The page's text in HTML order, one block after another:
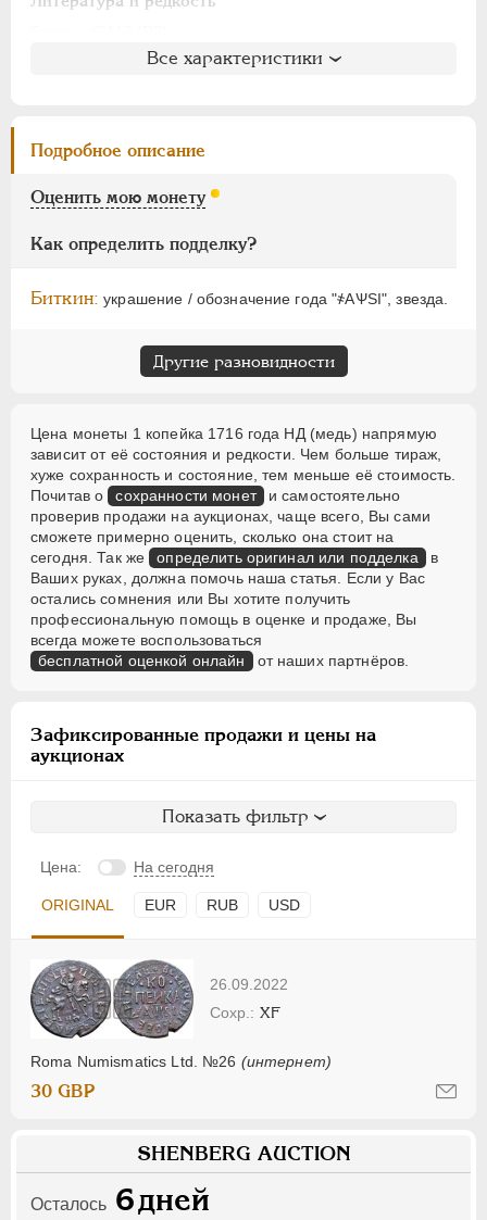
: 8 рублей
Семёнов: 203-20600
ГМ
Брекке: 243 (черта, 75$)
Все характеристики
Подробное описание
Оценить мою монету
Как определить подделку?
Биткин: украшение / обозначение года "҂АѰSI", звезда.
Другие разновидности
Цена монеты 1 копейка 1716 года НД (медь) напрямую
зависит от её состояния и редкости. Чем больше тираж,
хуже сохранность и состояние, тем меньше её стоимость.
Почитав о сохранности монет и самостоятельно
проверив продажи на аукционах, чаще всего, Вы сами
сможете примерно оценить, сколько она стоит на
сегодня. Так же определить оригинал или подделка в
Ваших руках, должна помочь наша статья. Если у Вас
остались сомнения или Вы хотите получить
профессиональную помощь в оценке и продаже, Вы
всегда можете воспользоваться
бесплатной оценкой онлайн от наших партнёров.
Зафиксированные продажи и цены на
аукционах
Показать фильтр
Цена: На сегодня
ORIGINAL EUR RUB USD
26.09.2022
Roma Numismatics Ltd. №26 (интернет)
XF
30 GBP
SHENBERG AUCTION
Осталось 6дней
1855-1881
ВРЕМЕННОЕ ПРАВ. 1917-1918